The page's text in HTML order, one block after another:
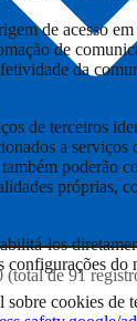
(total de91
de acesso
de
da
de terceiros
a
poderão
próprias,
los
configurações do
sobre cookies de